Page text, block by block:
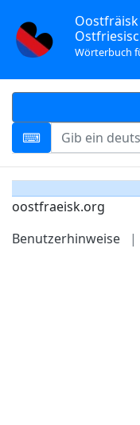
Wörterbuch
oostfraeisk.org
Benutzerhinweise
|